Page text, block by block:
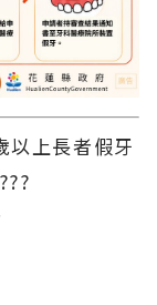
以上長者假牙